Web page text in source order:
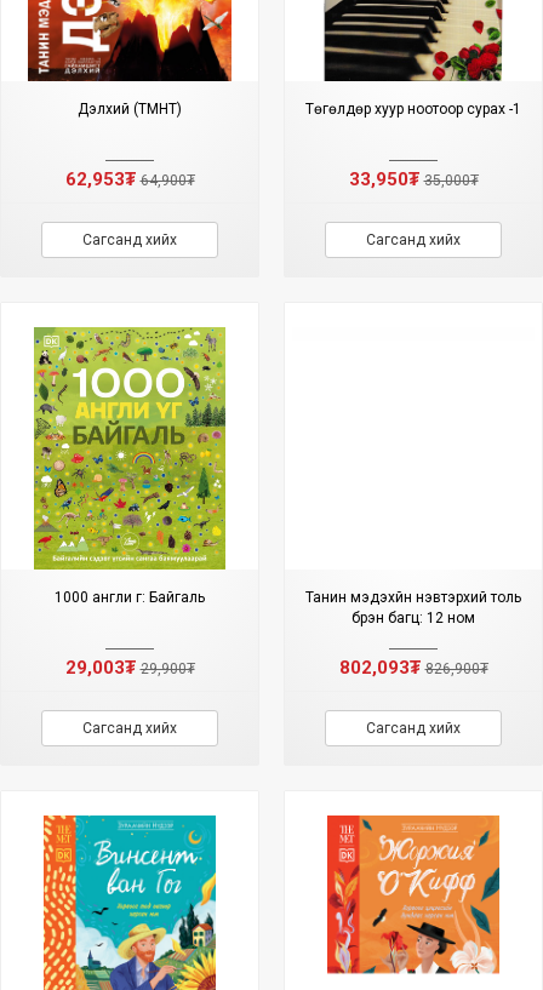
Дэлхий (ТМНТ)
62,953₮64,900₮
Сагсанд хийх
Төгөлдөр хуур ноотоор сурах -1
33,950₮35,000₮
Сагсанд хийх
1000 англи үг: Байгаль
29,003₮29,900₮
Сагсанд хийх
Танин мэдэхүйн нэвтэрхий толь
бүрэн багц: 12 ном
802,093₮826,900₮
Сагсанд хийх